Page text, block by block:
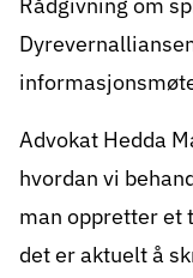
Rådgivning om
Advokat Hedda
hvordan vi
man oppretter et
det er aktuelt å